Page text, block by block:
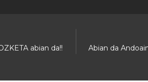
abian da!!
Abian da